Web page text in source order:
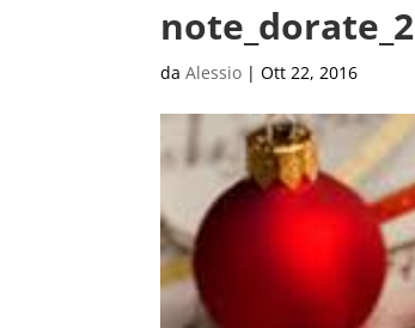
note_dorate_2
daAlessio |Ott 22, 2016